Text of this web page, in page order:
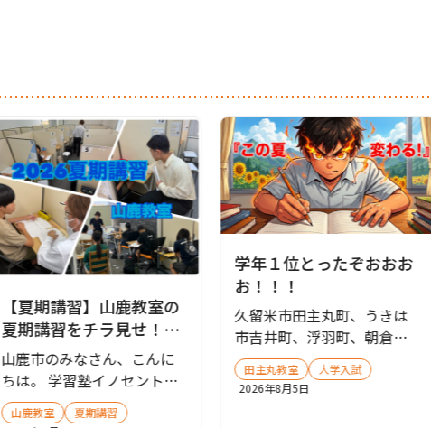
【夏期講習】山鹿教室の
夏期講習をチラ見せ！テ
スト対策会も実施します
✨
山鹿市のみなさん、こんに
ちは。 学習塾イノセント山
鹿教室の南です。 みなさん
山鹿教室
夏期講習
学年１位とったぞおおお
お！！！
久留米市田主丸町、うきは
市吉井町、浮羽町、朝倉市
のみなさんこんにちは！ 個
別指導...
田主丸教室
大学入試
2026年8月5日